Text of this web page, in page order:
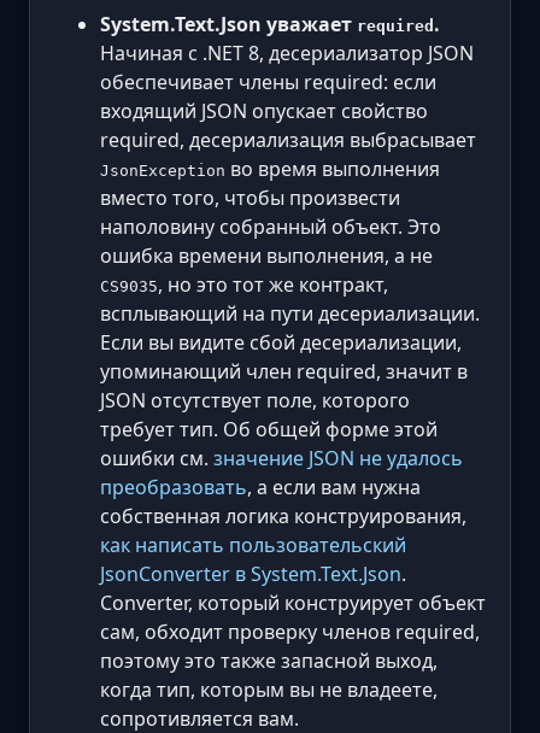
System.Text.Json уважает required .
Начиная с .NET 8, десериализатор JSON
обеспечивает члены required: если
входящий JSON опускает свойство
required, десериализация выбрасывает
JsonException во время выполнения
вместо того, чтобы произвести
наполовину собранный объект. Это
ошибка времени выполнения, а не
CS9035, но это тот же контракт,
всплывающий на пути десериализации.
Если вы видите сбой десериализации,
упоминающий член required, значит в
JSON отсутствует поле, которого
требует тип. Об общей форме этой
ошибки см. значение JSON не удалось
преобразовать, а если вам нужна
собственная логика конструирования,
как написать пользовательский
JsonConverter в System.Text.Json.
Converter, который конструирует объект
сам, обходит проверку членов required,
поэтому это также запасной выход,
когда тип, которым вы не владеете,
сопротивляется вам.